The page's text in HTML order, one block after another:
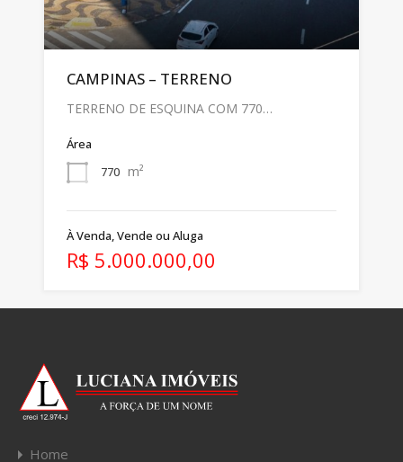
CAMPINAS – TERRENO
TERRENO DE ESQUINA COM 770…
Área
770 m²
À Venda, Vende ou Aluga
R$ 5.000.000,00
Home